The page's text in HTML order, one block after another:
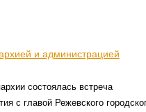
и администрацией
состоялась встреча
с главой Режевского